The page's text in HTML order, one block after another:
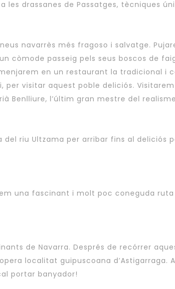
drassanes de Passatges, tècniques
navarrès més fragoso i salvatge.
còmode passeig pels seus boscos de
en un restaurant la tradicional i
per visitar aquest poble deliciós.
Benlliure, l’últim gran mestre del
del riu Ultzama per arribar fins al deliciós
una fascinant i molt poc coneguda
de Navarra. Després de recórrer
localitat guipuscoana d’Astigarraga.
portar banyador!